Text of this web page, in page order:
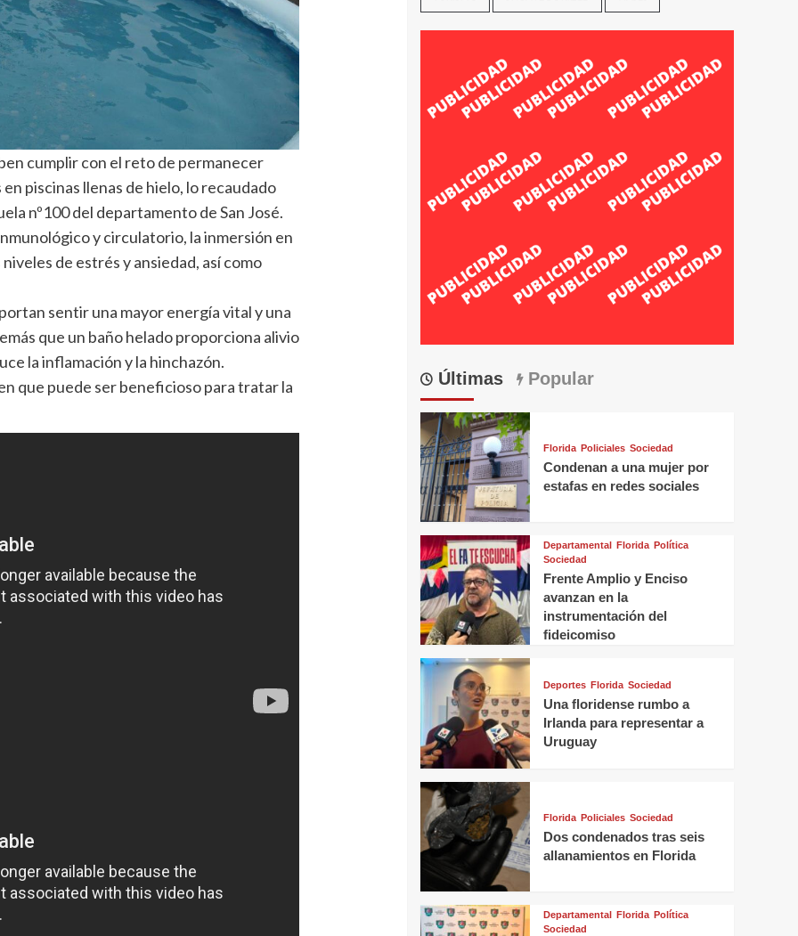
cumplir con el reto de permanecer
piscinas llenas de hielo, lo recaudado
nº100 del departamento de San José.
y circulatorio, la inmersión en
de estrés y ansiedad, así como
sentir una mayor energía vital y una
que un baño helado proporciona alivio
la inflamación y la hinchazón.
que puede ser beneficioso para tratar la
Últimas Popular
Florida Policiales Sociedad
Condenan a una mujer por
estafas en redes sociales
Departamental Florida Política
Sociedad
Frente Amplio y Enciso
avanzan en la
instrumentación del
fideicomiso
Deportes Florida Sociedad
Una floridense rumbo a
Irlanda para representar a
Uruguay
Florida Policiales Sociedad
Dos condenados tras seis
allanamientos en Florida
Departamental Florida Política
Sociedad